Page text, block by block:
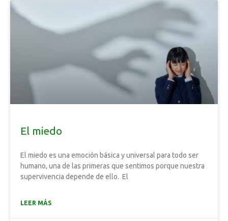
El miedo
El miedo es una emoción básica y universal para todo ser
humano, una de las primeras que sentimos porque nuestra
supervivencia depende de ello. El
LEER MÁS